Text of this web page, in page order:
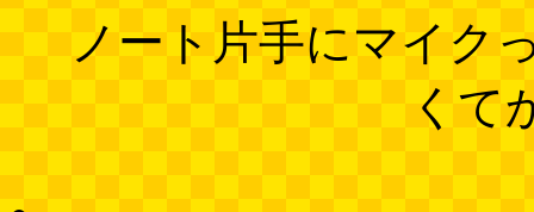
ノート片手にマイク
くて